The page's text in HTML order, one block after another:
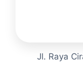
Jl. Raya